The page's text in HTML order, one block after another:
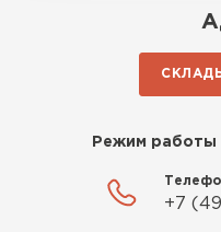
Режим работы
+7